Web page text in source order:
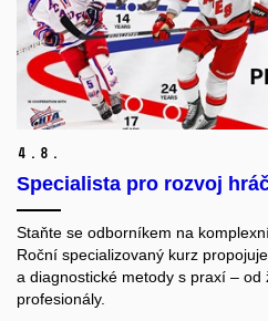
4. 8.
Specialista pro rozvoj
Staňte se odborníkem na
Roční specializovaný kurz
a diagnostické metody s praxí –
profesionály.